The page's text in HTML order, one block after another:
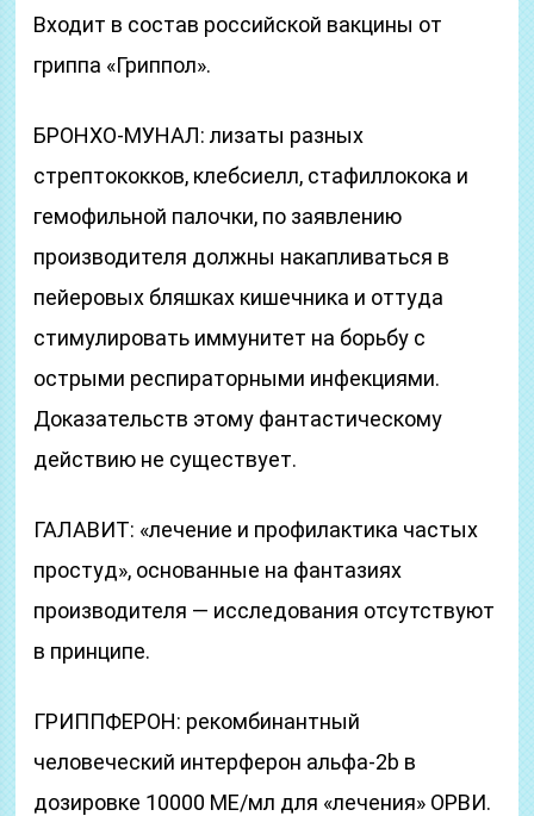
Входит в состав российской вакцины от
гриппа «Гриппол».
БРОНХО-МУНАЛ: лизаты разных
стрептококков, клебсиелл, стафиллокока и
гемофильной палочки, по заявлению
производителя должны накапливаться в
пейеровых бляшках кишечника и оттуда
стимулировать иммунитет на борьбу с
острыми респираторными инфекциями.
Доказательств этому фантастическому
действию не существует.
ГАЛАВИТ: «лечение и профилактика частых
простуд», основанные на фантазиях
производителя — исследования отсутствуют
в принципе.
ГРИППФЕРОН: рекомбинантный
человеческий интерферон альфа-2b в
дозировке 10000 МЕ/мл для «лечения» ОРВИ.